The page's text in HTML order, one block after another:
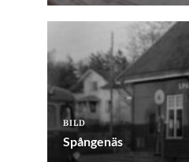
BILD
Spångenäs